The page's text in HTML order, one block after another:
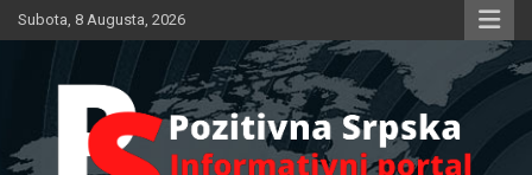
Skip
to
Subota, 8 Augusta, 2026